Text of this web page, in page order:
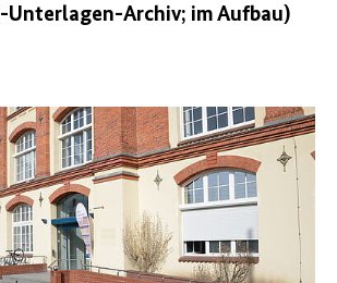
-Unterlagen-Archiv; im Aufbau)